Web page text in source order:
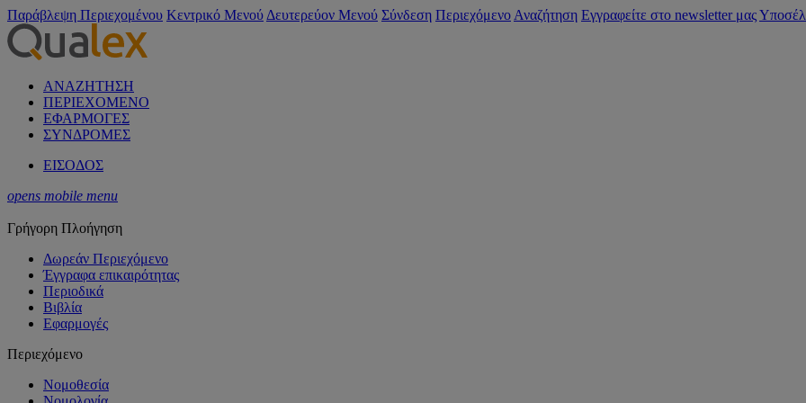
Παράβλεψη Περιεχομένου Κεντρικό Μενού Δευτερεύον Μενού Σύνδεση Περιεχόμενο Αναζήτηση Εγγραφείτε στο newsletter μας
ΑΝΑΖΗΤΗΣΗ
ΠΕΡΙΕΧΟΜΕΝΟ
ΕΦΑΡΜΟΓΕΣ
ΣΥΝΔΡΟΜΕΣ
ΕΙΣΟΔΟΣ
opens mobile menu
Γρήγορη Πλοήγηση
Δωρεάν Περιεχόμενο
Έγγραφα επικαιρότητας
Περιοδικά
Βιβλία
Εφαρμογές
Περιεχόμενο
Νομοθεσία